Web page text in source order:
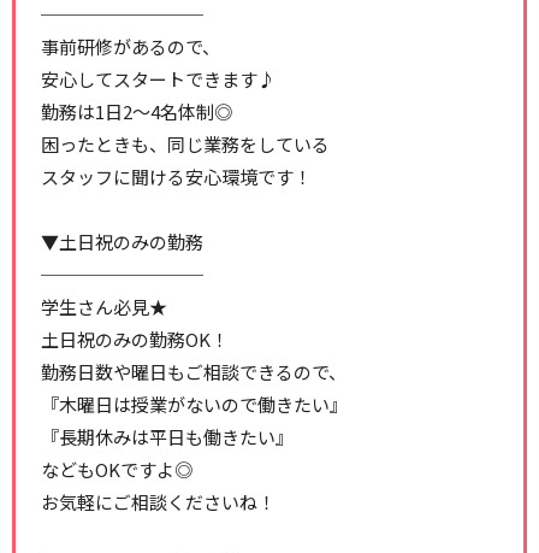
─────────
事前研修があるので、
安心してスタートできます♪
勤務は1日2～4名体制◎
困ったときも、同じ業務をしている
スタッフに聞ける安心環境です！
▼土日祝のみの勤務
─────────
学生さん必見★
土日祝のみの勤務OK！
勤務日数や曜日もご相談できるので、
『木曜日は授業がないので働きたい』
『長期休みは平日も働きたい』
などもOKですよ◎
お気軽にご相談くださいね！